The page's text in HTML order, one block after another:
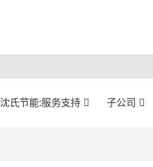
沈氏节能:服务支持 子公司